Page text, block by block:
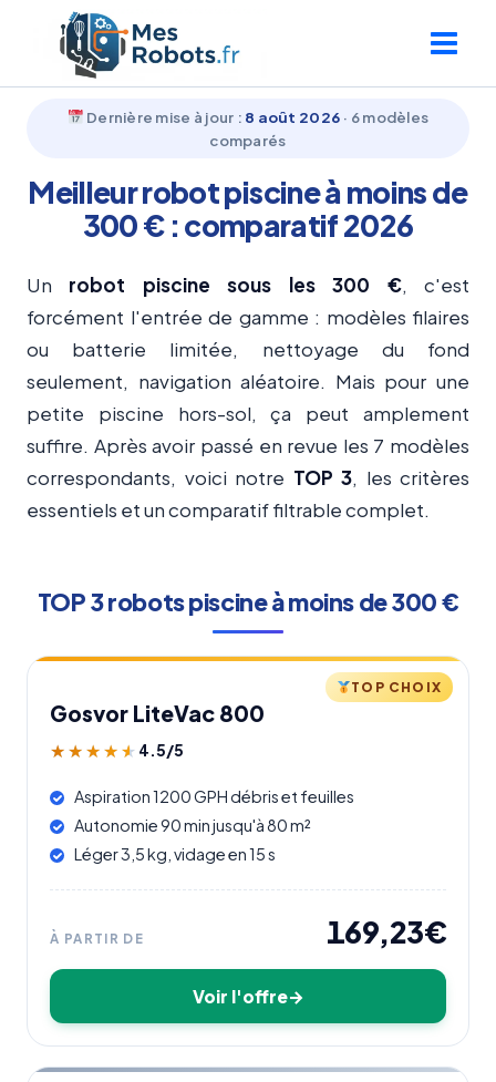
Dernière mise à jour : 8 août 2026 · 6 modèles
comparés
Meilleur robot piscine à moins de
300 € : comparatif 2026
Un robot piscine sous les 300 €, c'est
forcément l'entrée de gamme : modèles filaires
ou batterie limitée, nettoyage du fond
seulement, navigation aléatoire. Mais pour une
petite piscine hors-sol, ça peut amplement
suffire. Après avoir passé en revue les 7 modèles
correspondants, voici notre TOP 3, les critères
essentiels et un comparatif filtrable complet.
TOP 3 robots piscine à moins de 300 €
TOP CHOIX
Gosvor LiteVac 800
★★★★★
★★★★★ 4.5/5
Aspiration 1200 GPH débris et feuilles
Autonomie 90 min jusqu'à 80 m²
Léger 3,5 kg, vidage en 15 s
À PARTIR DE 169,23€
Voir l'offre